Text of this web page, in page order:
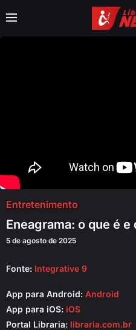
Entretenimento
Eneagrama: o que é
5 de agosto de 2025
Fonte: Integrative 9
App para Android: Android
App para iOS: iOS
Portal Libraria: libraria.com.br